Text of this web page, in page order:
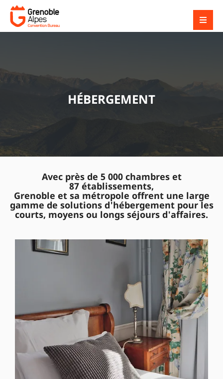
HÉBERGEMENT
Avec près de 5 000 chambres et
87 établissements,
Grenoble et sa métropole offrent une large
gamme de solutions d'hébergement pour les
courts, moyens ou longs séjours d'affaires.